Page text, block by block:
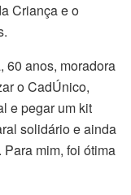
Criança e o
60 anos, moradora
o CadÚnico,
e pegar um kit
solidário e ainda
mim, foi ótima